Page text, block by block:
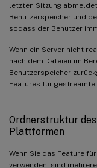
letzten Sitzung
Benutzerspeicher und
sodass der Benutzer
Wenn ein Server nicht
nach dem Dateien im
Benutzerspeicher
Features für
Ordnerstruktur
Plattformen
Wenn Sie das Feature
verwenden, sind